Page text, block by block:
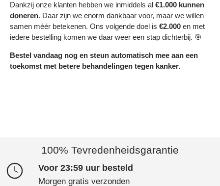
Dankzij onze klanten hebben we inmiddels al €1.000 kunnen
doneren. Daar zijn we enorm dankbaar voor, maar we willen
samen méér betekenen. Ons volgende doel is €2.000 en met
iedere bestelling komen we daar weer een stap dichterbij. 🎯
Bestel vandaag nog en steun automatisch mee aan een
toekomst met betere behandelingen tegen kanker.
100% Tevredenheidsgarantie
Voor 23:59 uur besteld
Morgen gratis verzonden